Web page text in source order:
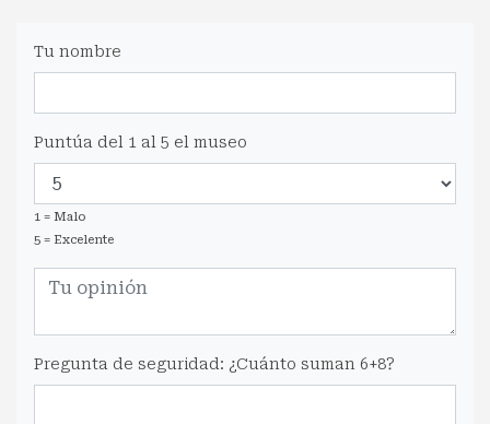
Tu nombre
Puntúa del 1 al 5 el museo
1 = Malo
5 = Excelente
Pregunta de seguridad: ¿Cuánto suman 6+8?